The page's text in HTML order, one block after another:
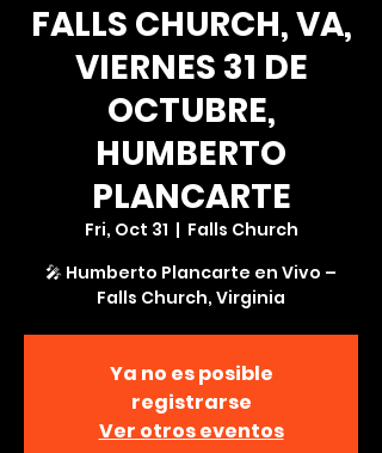
FALLS CHURCH, VA,
VIERNES 31 DE
OCTUBRE,
HUMBERTO
PLANCARTE
Fri, Oct 31
  |
Falls Church
🎤 Humberto Plancarte en Vivo –
Ya no es posible
registrarse
Ver otros eventos